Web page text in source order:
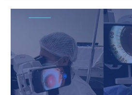
Cirugías
calidad